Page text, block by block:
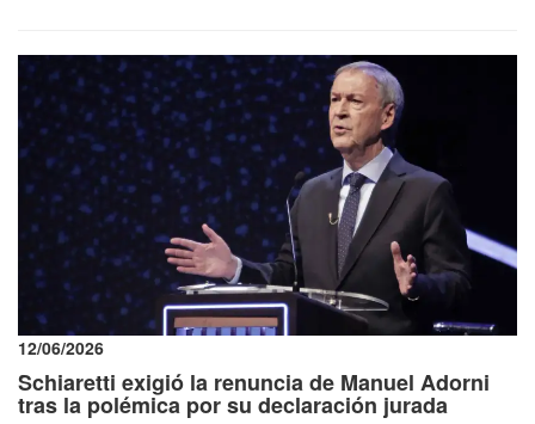
12/06/2026
Schiaretti exigió la renuncia de Manuel Adorni
tras la polémica por su declaración jurada